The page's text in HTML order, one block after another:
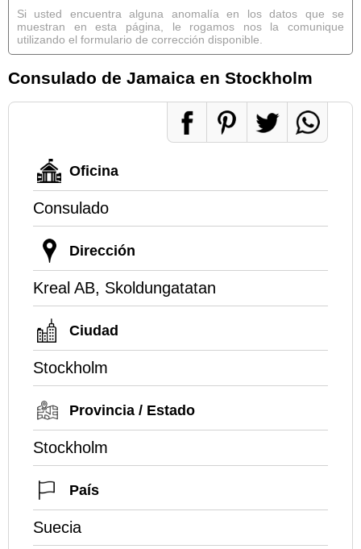
Si usted encuentra alguna anomalía en los datos que se
muestran en esta página, le rogamos nos la comunique
utilizando el formulario de corrección disponible.
Consulado de Jamaica en Stockholm
Oficina
Consulado
Dirección
Kreal AB, Skoldungatatan
Ciudad
Stockholm
Provincia / Estado
Stockholm
País
Suecia